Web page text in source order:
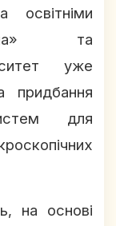
освітніми
та
уже
для
на основі